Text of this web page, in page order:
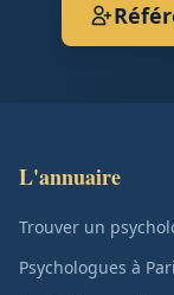
L'annuaire
Trouver un
Psychologues à